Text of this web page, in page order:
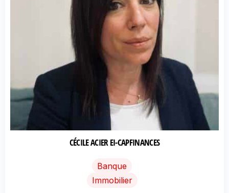
CÉCILE ACIER EI-CAPFINANCES
Banque
Immobilier